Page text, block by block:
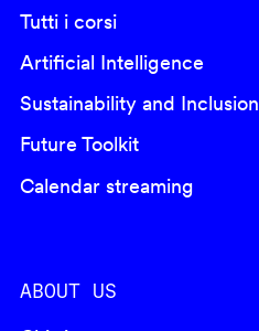
Tutti i corsi
Artificial Intelligence
Sustainability and Inclusion
Future Toolkit
Calendar streaming
ABOUT US